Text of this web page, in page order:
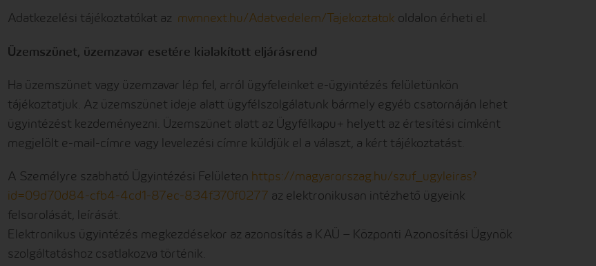
Adatkezelési tájékoztatókat az mvmnext.hu/Adatvedelem/Tajekoztatok oldalon érheti el.
Üzemszünet, üzemzavar esetére kialakított eljárásrend
Ha üzemszünet vagy üzemzavar lép fel, arról ügyfeleinket e-ügyintézés felületünkön
tájékoztatjuk. Az üzemszünet ideje alatt ügyfélszolgálatunk bármely egyéb csatornáján lehet
ügyintézést kezdeményezni. Üzemszünet alatt az Ügyfélkapu+ helyett az értesítési címként
megjelölt e-mail-címre vagy levelezési címre küldjük el a választ, a kért tájékoztatást.
A Személyre szabható Ügyintézési Felületen https://magyarorszag.hu/szuf_ugyleiras?
id=09d70d84-cfb4-4cd1-87ec-834f370f0277 az elektronikusan intézhető ügyeink
felsorolását, leírását.
Elektronikus ügyintézés megkezdésekor az azonosítás a KAÜ – Központi Azonosítási Ügynök
szolgáltatáshoz csatlakozva történik.